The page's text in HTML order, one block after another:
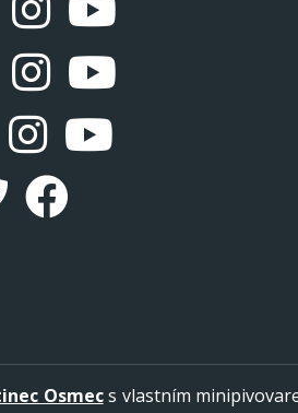
Osmecs vlastním